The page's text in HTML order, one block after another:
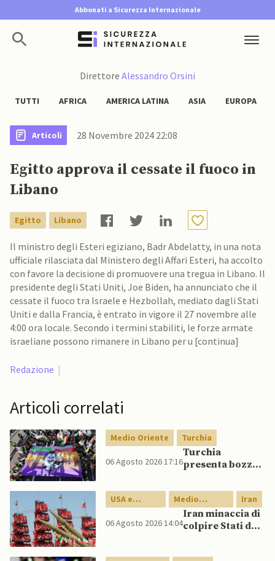
Abbonati a Sicurezza Internazionale
Direttore Alessandro Orsini
TUTTI AFRICA AMERICA LATINA ASIA EUROPA
Articoli 28 Novembre 2024 22:08
Egitto approva il cessate il fuoco in
Libano
Egitto Libano
Il ministro degli Esteri egiziano, Badr Abdelatty, in una nota
ufficiale rilasciata dal Ministero degli Affari Esteri, ha accolto
con favore la decisione di promuovere una tregua in Libano. Il
presidente degli Stati Uniti, Joe Biden, ha annunciato che il
cessate il fuoco tra Israele e Hezbollah, mediato dagli Stati
Uniti e dalla Francia, è entrato in vigore il 27 novembre alle
4:00 ora locale. Secondo i termini stabiliti, le forze armate
israeliane possono rimanere in Libano per u [continua]
Redazione |
Articoli correlati
Medio Oriente Turchia
06 Agosto 2026 17:16
Turchia
presenta bozza
integrazione
milizie curde del
PKK
USA e
Canada
Medio
Oriente
Iran
06 Agosto 2026 14:04
Iran minaccia di
colpire Stati del